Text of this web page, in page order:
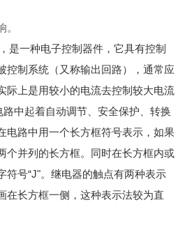
是一种电子控制器件，它具有控制
控制系统（又称输出回路），通常应
际上是用较小的电流去控制较大电流
路中起着自动调节、安全保护、转换
电路中用一个长方框符号表示，如果
个并列的长方框。同时在长方框内或
符号“J"。继电器的触点有两种表示
在长方框一侧，这种表示法较为直